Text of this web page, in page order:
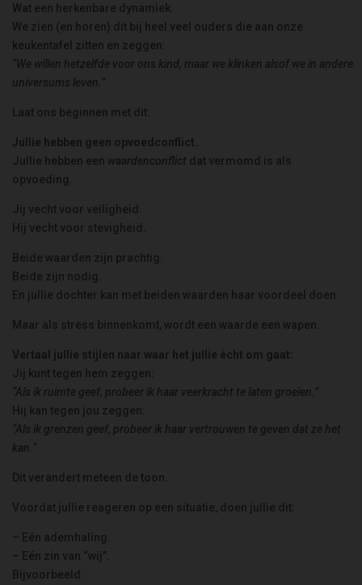
Wat een herkenbare dynamiek.
We zien (en horen) dit bij heel veel ouders die aan onze
keukentafel zitten en zeggen:
“We willen hetzelfde voor ons kind, maar we klinken alsof we in andere
universums leven.”
Laat ons beginnen met dit:
Jullie hebben geen opvoedconflict.
Jullie hebben een waardenconflict dat vermomd is als
opvoeding.
Jij vecht voor veiligheid.
Hij vecht voor stevigheid.
Beide waarden zijn prachtig.
Beide zijn nodig.
En jullie dochter kan met beiden waarden haar voordeel doen.
Maar als stress binnenkomt, wordt een waarde een wapen.
Vertaal jullie stijlen naar waar het jullie écht om gaat:
Jij kunt tegen hem zeggen:
“Als ik ruimte geef, probeer ik haar veerkracht te laten groeien.”
Hij kan tegen jou zeggen:
“Als ik grenzen geef, probeer ik haar vertrouwen te geven dat ze het
kan.”
Dit verandert meteen de toon.
Voordat jullie reageren op een situatie, doen jullie dit:
– Eén ademhaling.
– Eén zin van “wij”.
Bijvoorbeeld: